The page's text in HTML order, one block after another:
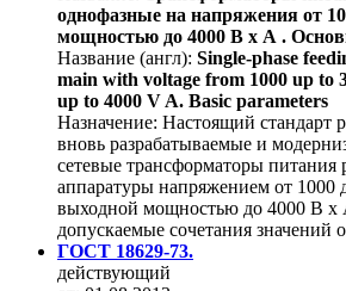
однофазные на напряжения от
мощностью до 4000 В х А .
Название (англ): Single-phase
main with voltage from 1000 up to
up to 4000 V A. Basic parameters
Назначение: Настоящий стандарт
вновь разрабатываемые и
сетевые трансформаторы питания
аппаратуры напряжением от 1000
выходной мощностью до 4000 В х
допускаемые сочетания значений
ГОСТ 18629-73.
действующий